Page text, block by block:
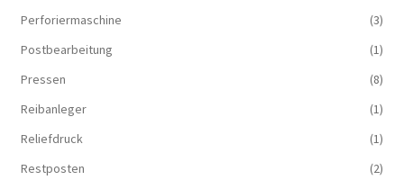
Perforiermaschine
(3)
Postbearbeitung
(1)
Pressen
(8)
Reibanleger
(1)
Reliefdruck
(1)
Restposten
(2)